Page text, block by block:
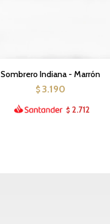
Sombrero Indiana - Marrón
$ 3.190
$ 2.712